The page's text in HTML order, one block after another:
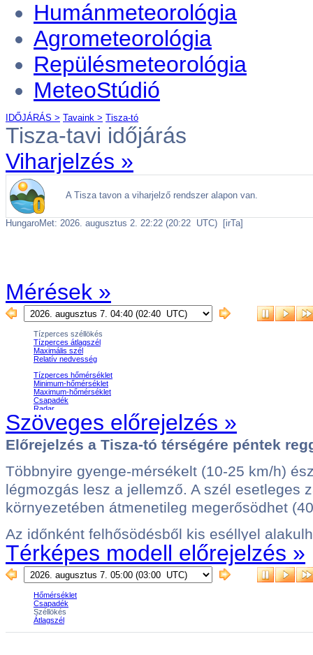
Humánmeteorológia
Agrometeorológia
Repülésmeteorológia
MeteoStúdió
IDŐJÁRÁS > Tavaink > Tisza-tó
Tisza-tavi időjárás
Viharjelzés »
Mérések »
Szöveges előrejelzés »
Térképes modell előrejelzés »